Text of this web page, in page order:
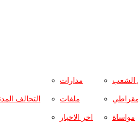
التحالف
مدارات
ملفات
اخر الاخبار
الشعب
مواساة